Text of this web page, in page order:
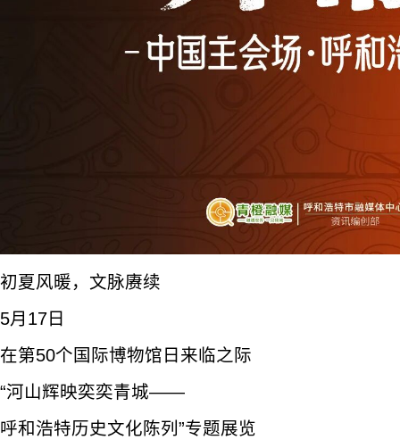
初夏风暖，文脉赓续
5月17日
在第50个国际博物馆日来临之际
“河山辉映奕奕青城——
呼和浩特历史文化陈列”专题展览